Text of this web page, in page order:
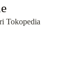
Tokopedia